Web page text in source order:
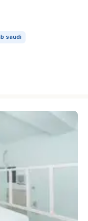
saudi